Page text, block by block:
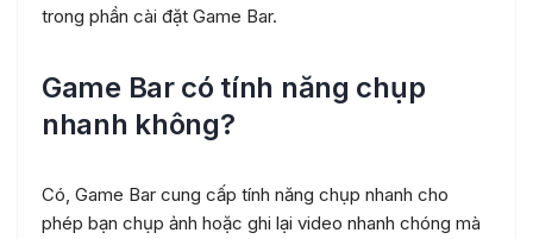
trong phần cài đặt Game Bar.
Game Bar có tính năng chụp
nhanh không?
Có, Game Bar cung cấp tính năng chụp nhanh cho
phép bạn chụp ảnh hoặc ghi lại video nhanh chóng mà